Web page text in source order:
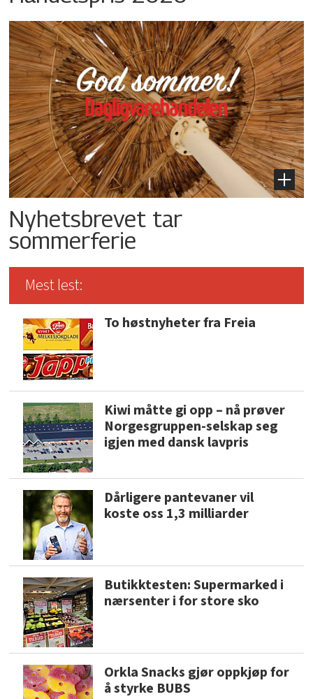
Nyhetsbrevet tar
sommerferie
Mest lest:
To høstnyheter fra Freia
Kiwi måtte gi opp – nå prøver
Norgesgruppen-selskap seg
igjen med dansk lavpris
Dårligere pantevaner vil
koste oss 1,3 milliarder
Butikktesten: Supermarked i
nærsenter i for store sko
Orkla Snacks gjør oppkjøp for
å styrke BUBS